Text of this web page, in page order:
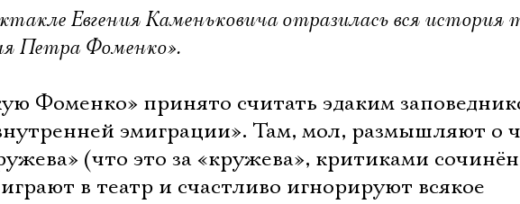
Евгения Каменьковича отразилась вся история
Петра Фоменко».
Фоменко» принято считать эдаким
эмиграции». Там, мол, размышляют о
(что это за «кружева», критиками
в театр и счастливо игнорируют всякое